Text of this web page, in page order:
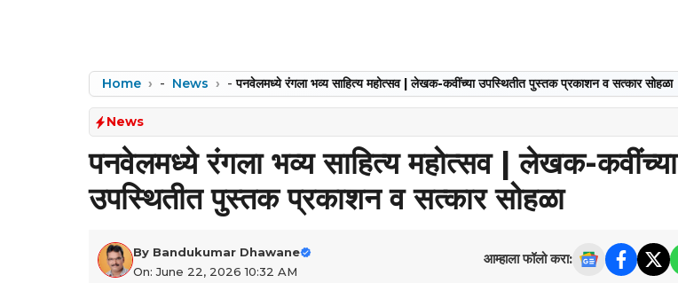
Home - News -पनवेलमध्ये रंगला भव्य साहित्य महोत्सव | लेखक-कवींच्या उपस्थितीत पुस्तक प्रकाशन व सत्कार सोहळा
News
पनवेलमध्ये रंगला भव्य साहित्य महोत्सव | लेखक-कवींच्या
उपस्थितीत पुस्तक प्रकाशन व सत्कार सोहळा
By Bandukumar Dhawane
On: June 22, 2026 10:32 AM
आम्हाला फॉलो करा: